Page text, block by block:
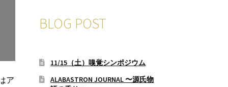
ア
BLOG POST
11/15（土）嗅覚シンポジウム
ALABASTRON JOURNAL 〜源氏物